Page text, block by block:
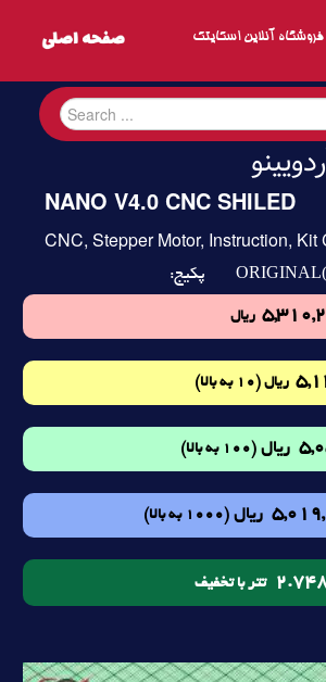
فروشگاه آنلاین اسکایتک
NANO V4.0 CNC SHILED
CNC, Stepper Motor, Instruction, Kit
پکیج:
ریال
ریال (10 به بالا)
ریال (100 به بالا)
ریال (1000 به بالا)
تتر با تخفیف